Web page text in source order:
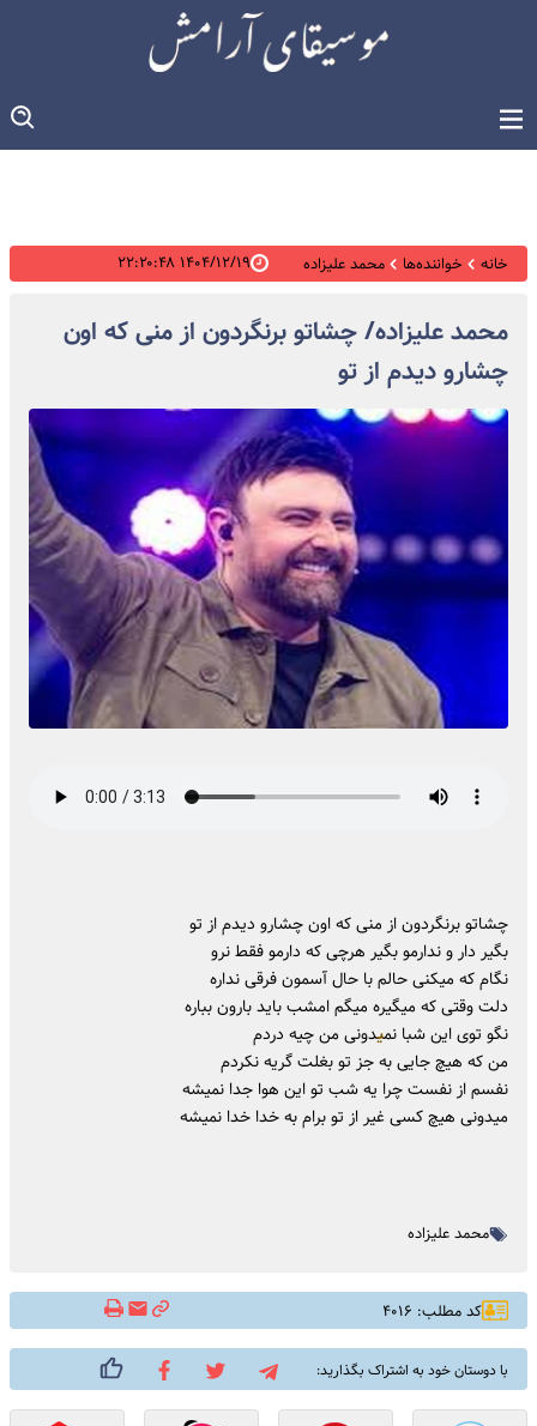
خانه خواننده‌ها محمد علیزاده ۱۴۰۴/۱۲/۱۹ ۲۲:۲۰:۴۸
محمد علیزاده/ چشاتو برنگردون از منی که اون
چشارو دیدم از تو
چشاتو برنگردون از منی که اون چشارو دیدم از تو
بگیر دار و ندارمو بگیر هرچی که دارمو فقط نرو
نگام که میکنی حالم با حال آسمون فرقی نداره
دلت وقتی که میگیره میگم امشب باید بارون بباره
نگو توی این شبا نمیدونی من چیه دردم
من که هیچ جایی به جز تو بغلت گریه نکردم
نفسم از نفست چرا یه شب تو این هوا جدا نمیشه
میدونی هیچ کسی غیر از تو برام به خدا خدا نمیشه
محمد علیزاده
کد مطلب: ۴۰۱۶
با دوستان خود به اشتراک بگذارید: